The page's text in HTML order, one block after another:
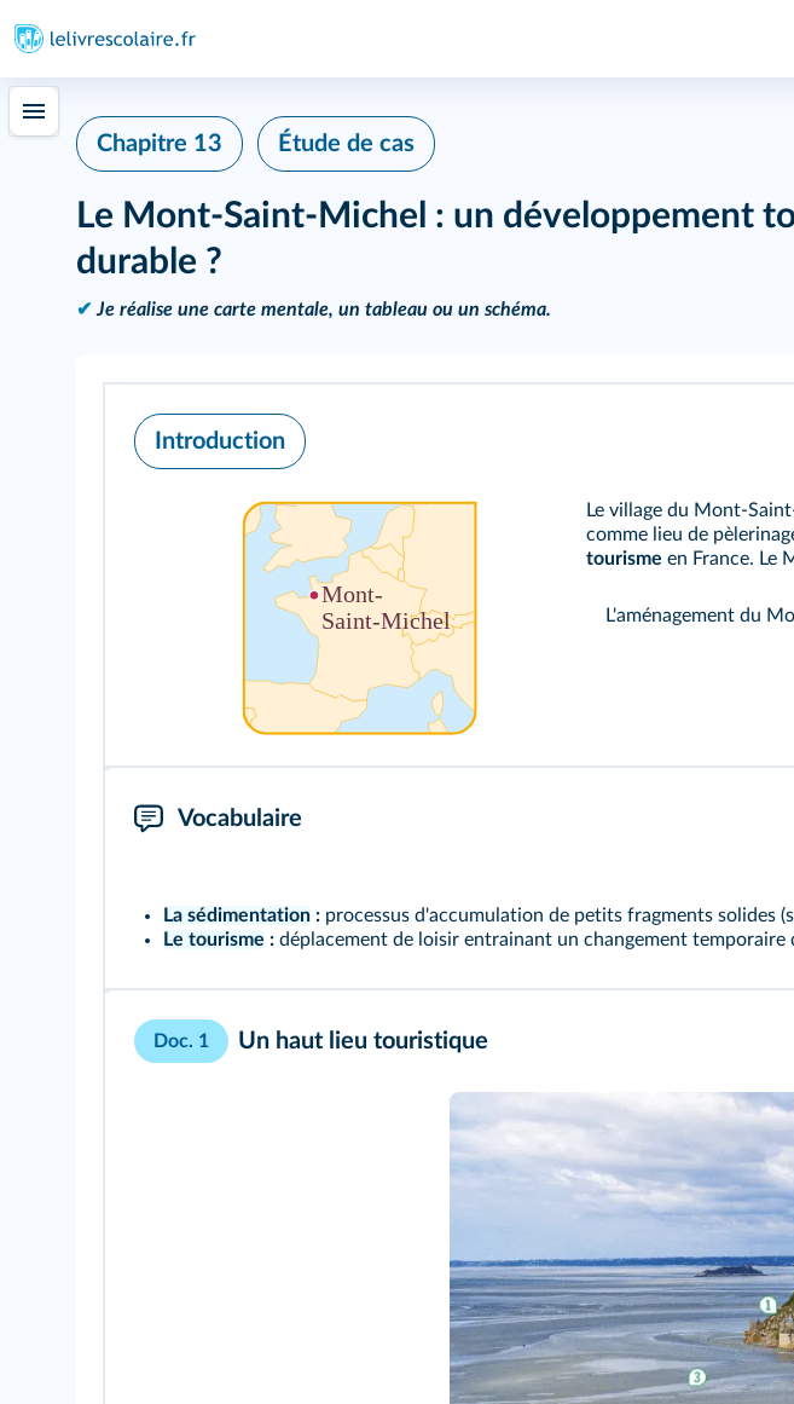
Chapitre 13 Étude de cas
Le Mont-Saint-Michel : un développement
durable ?
✔ Je réalise une carte mentale, un tableau ou un schéma.
Introduction
Le village du Mont-
comme lieu de
tourisme en France. Le
L'aménagement du
Vocabulaire
La sédimentation : processus d'accumulation de petits fragments solides
Le tourisme : déplacement de loisir entrainant un changement temporaire
Doc. 1 Un haut lieu touristique